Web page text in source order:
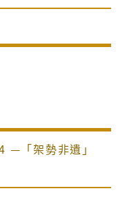
—「架勢非遺」